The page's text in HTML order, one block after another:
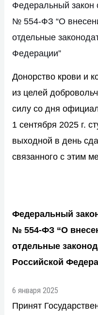
Федеральный закон
№ 554-ФЗ “О
отдельные
Федерации”
Донорство крови и
из целей
силу со дня
1 сентября 2025 г.
выходной в день
связанного с этим
Федеральный
№ 554-ФЗ “О
отдельные
Российской
6 января 2025
Принят